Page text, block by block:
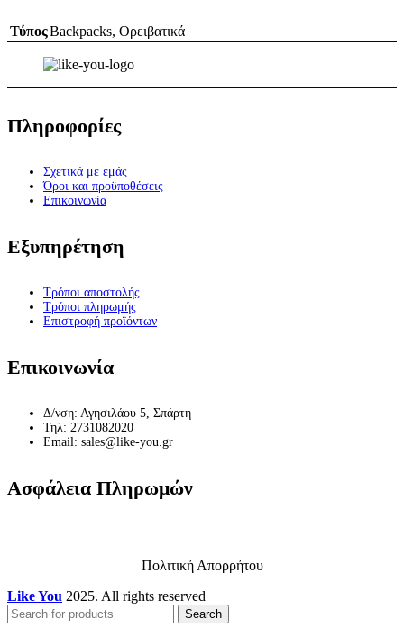
ΤύποςBackpacks, Ορειβατικά
Πληροφορίες
Σχετικά με εμάς
Όροι και προϋποθέσεις
Επικοινωνία
Εξυπηρέτηση
Τρόποι αποστολής
Τρόποι πληρωμής
Επιστροφή προϊόντων
Επικοινωνία
Δ/νση: Αγησιλάου 5, Σπάρτη
Τηλ: 2731082020
Email: sales@like-you.gr
Ασφάλεια Πληρωμών
Πολιτική Απορρήτου
Like You 2025. All rights reserved
Search